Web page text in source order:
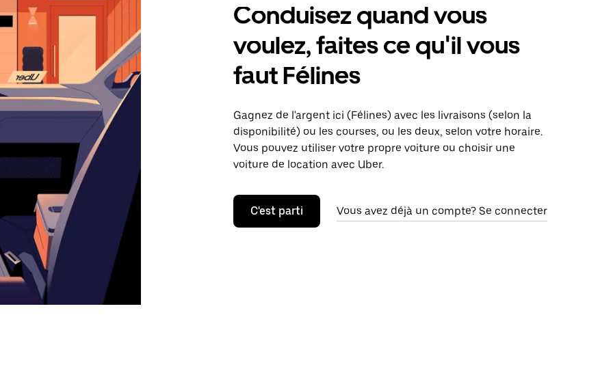
Conduisez quand vous
voulez, faites ce qu'il vous
faut Félines
Gagnez de l'argent ici (Félines) avec les livraisons (selon la
disponibilité) ou les courses, ou les deux, selon votre horaire.
Vous pouvez utiliser votre propre voiture ou choisir une
voiture de location avec Uber.
C'est parti Vous avez déjà un compte? Se connecter